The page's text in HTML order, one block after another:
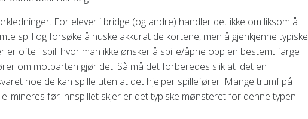
For elever i bridge (og andre) handler det ikke om liksom å
spill og forsøke å huske akkurat de kortene, men å gjenkjenne typiske
er ofte i spill hvor man ikke ønsker å spille/åpne opp en bestemt farge
om motparten gjør det. Så må det forberedes slik at idet en
noe de kan spille uten at det hjelper spillefører. Mange trumf på
før innspillet skjer er det typiske mønsteret for denne typen